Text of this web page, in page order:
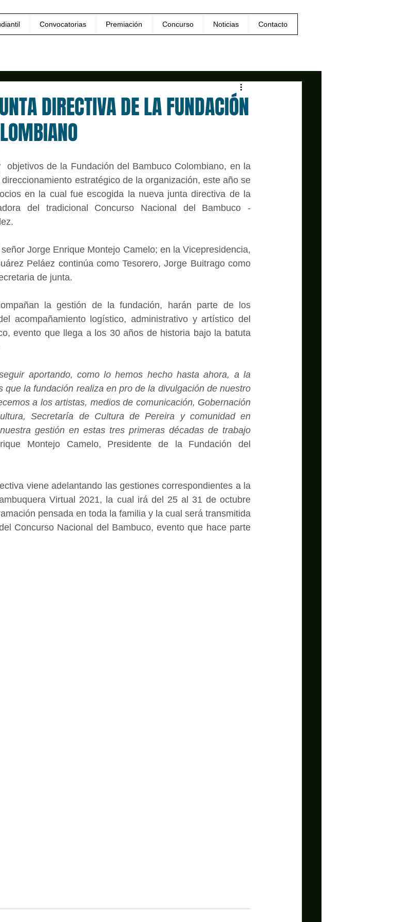
Convocatorias Premiación Concurso Noticias Contacto
DIRECTIVA DE LA FUNDACIÓN
objetivos de la Fundación del Bambuco Colombiano, en la
estratégico de la organización, este año se
en la cual fue escogida la nueva junta directiva de la
del tradicional Concurso Nacional del Bambuco -
Jorge Enrique Montejo Camelo; en la Vicepresidencia,
Peláez continúa como Tesorero, Jorge Buitrago como
de junta.
la gestión de la fundación, harán parte de los
acompañamiento logístico, administrativo y artístico del
evento que llega a los 30 años de historia bajo la batuta
aportando, como lo hemos hecho hasta ahora, a la
que la fundación realiza en pro de la divulgación de nuestro
a los artistas, medios de comunicación, Gobernación
Secretaría de Cultura de Pereira y comunidad en
gestión en estas tres primeras décadas de trabajo
Montejo Camelo, Presidente de la Fundación del
viene adelantando las gestiones correspondientes a la
Virtual 2021, la cual irá del 25 al 31 de octubre
pensada en toda la familia y la cual será transmitida
Concurso Nacional del Bambuco, evento que hace parte